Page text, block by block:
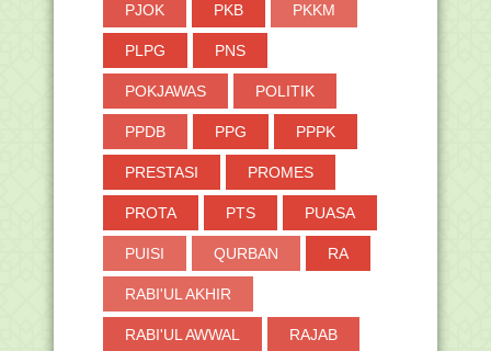
►2016(2)
PJOK PKB PKKM
PLPG PNS
POKJAWAS POLITIK
PPDB PPG PPPK
PRESTASI PROMES
PROTA PTS PUASA
PUISI QURBAN RA
RABI'UL AKHIR
RABI'UL AWWAL RAJAB